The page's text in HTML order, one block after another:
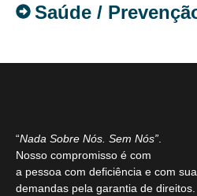
Saúde /
“Nada Sobre Nós. Sem Nós”
Nosso compromisso é com
a pessoa com deficiência e com
demandas pela garantia de direitos.